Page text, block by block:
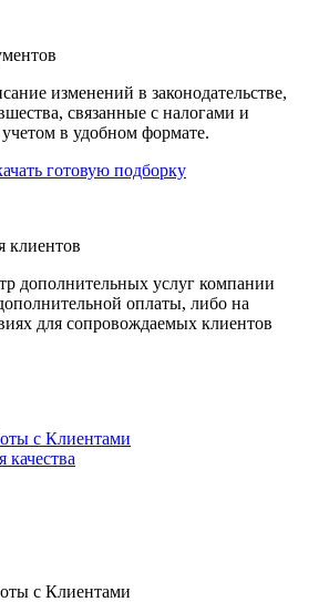
изменений в законодательстве,
связанные с налогами и
в удобном формате.
готовую подборку
клиентов
дополнительных услуг компании
оплаты, либо на
для сопровождаемых клиентов
с Клиентами
качества
с Клиентами